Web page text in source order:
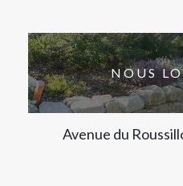
NOUS
Avenue du